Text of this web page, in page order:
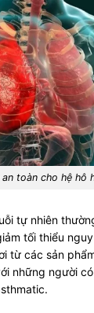
toàn cho hệ hô
tự nhiên
tối thiểu
từ các sản
những người